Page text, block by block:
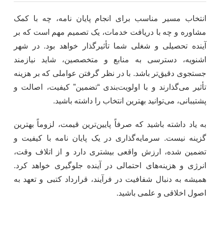
انتخاب مسیر مناسب برای انجام پایان نامه، چه با کمک
مشاوره و چه با دریافت خدمات، یک تصمیم مهم است که بر
آینده تحصیلی و شغلی شما تأثیرگذار خواهد بود. در شهر
اشنویه، دسترسی به منابع و متخصصین، شاید نیازمند
جستجوی دقیق‌تر باشد. با در نظر گرفتن عواملی که بر هزینه
تأثیر می‌گذارند و با اولویت‌بندی “تضمین” کیفیت، اصالت و
پشتیبانی، می‌توانید بهترین انتخاب را داشته باشید.
به یاد داشته باشید که صرفاً پایین‌ترین قیمت، لزوماً بهترین
گزینه نیست. سرمایه‌گذاری در یک پایان نامه با کیفیت و
تضمین شده، ارزش واقعی بیشتری دارد و از اتلاف وقت،
انرژی و هزینه‌های احتمالی در آینده جلوگیری خواهد کرد.
همیشه به دنبال شفافیت در فرآیند، قرارداد کتبی و تعهد به
اصول اخلاقی و علمی باشید.